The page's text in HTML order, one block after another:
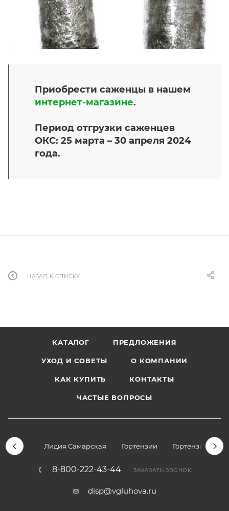
Приобрести саженцы в нашем
интернет-магазине.
Период отгрузки саженцев
ОКС: 25 марта – 30 апреля 2024
года.
НАЗАД К СПИСКУ
КАТАЛОГ ПРЕДЛОЖЕНИЯ
УХОД И СОВЕТЫ О КОМПАНИИ
КАК КУПИТЬ КОНТАКТЫ
ЧАСТЫЕ ВОПРОСЫ
Лидия Самарская Гортензии Гортензии
8-800-222-43-44 ЗАКАЗАТЬ ЗВОНОК
disp@vgluhova.ru